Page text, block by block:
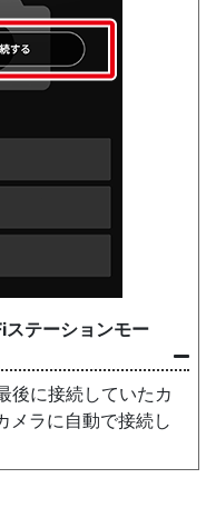
テーションモー
後に接続していたカ
メラに自動で接続し